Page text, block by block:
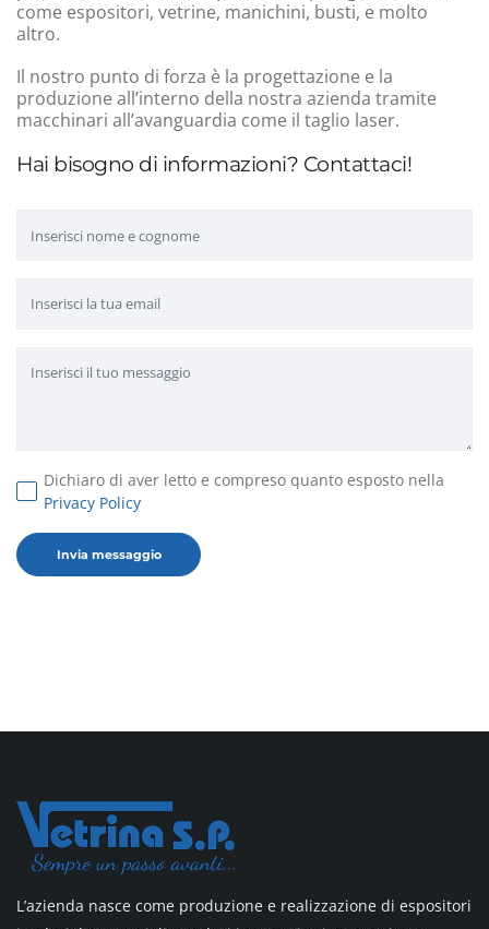
Hai bisogno di informazioni? Contattaci!
Dichiaro di aver letto e compreso quanto esposto nella
Privacy Policy
come espositori, vetrine, manichini, busti, e molto
altro.
Il nostro punto di forza è la progettazione e la
produzione all’interno della nostra azienda tramite
macchinari all’avanguardia come il taglio laser.
L’azienda nasce come produzione e realizzazione di espositori